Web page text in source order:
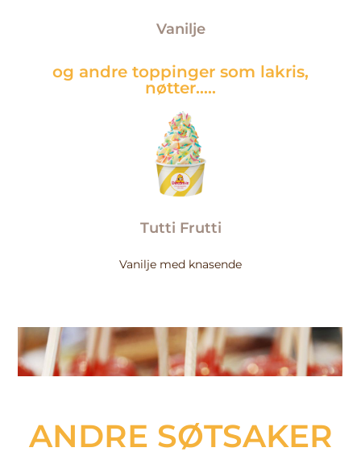
Vanilje
og andre toppinger som lakris,
nøtter…..
Tutti Frutti
Vanilje med knasende
ANDRE SØTSAKER